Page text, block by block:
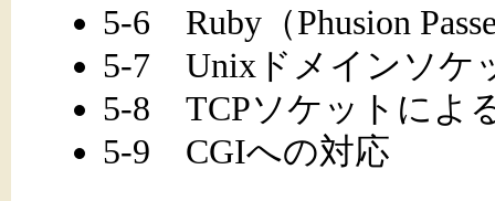
5-6 Ruby（Phusion
5-7 Unixドメインソケ
5-8 TCPソケットによ
5-9 CGIへの対応